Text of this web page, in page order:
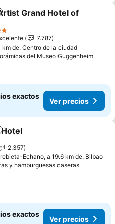
a favoritos
Grand Hotel of
7.787
km de: Centro de la ciudad
del Museo GuggenheimVer
exactos
Ver precios
a favoritos
Hotel
2.357
Echano, a 19.6 km de: Bilbao
y hamburguesas caserasVer
exactos
Ver precios